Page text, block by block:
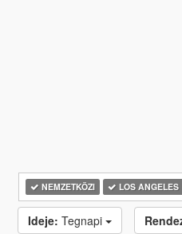
NEMZETKÖZI LOS ANGELES
Ideje: Tegnapi